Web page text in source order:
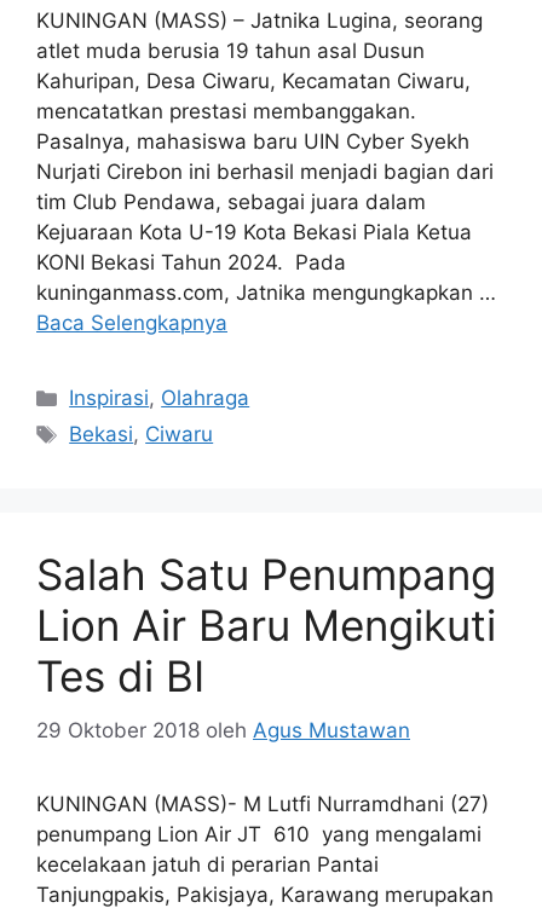
KUNINGAN (MASS) – Jatnika Lugina, seorang
atlet muda berusia 19 tahun asal Dusun
Kahuripan, Desa Ciwaru, Kecamatan Ciwaru,
mencatatkan prestasi membanggakan.
Pasalnya, mahasiswa baru UIN Cyber Syekh
Nurjati Cirebon ini berhasil menjadi bagian dari
tim Club Pendawa, sebagai juara dalam
Kejuaraan Kota U-19 Kota Bekasi Piala Ketua
KONI Bekasi Tahun 2024. Pada
kuninganmass.com, Jatnika mengungkapkan …
Baca Selengkapnya
Kategori
Inspirasi, Olahraga
Tag
Bekasi, Ciwaru
Salah Satu Penumpang
Lion Air Baru Mengikuti
Tes di BI
29 Oktober 2018 oleh Agus Mustawan
KUNINGAN (MASS)- M Lutfi Nurramdhani (27)
penumpang Lion Air JT 610 yang mengalami
kecelakaan jatuh di perarian Pantai
Tanjungpakis, Pakisjaya, Karawang merupakan